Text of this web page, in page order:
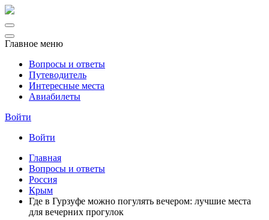
Главное меню
Вопросы и ответы
Путеводитель
Интересные места
Авиабилеты
Войти
Войти
Главная
Вопросы и ответы
Россия
Крым
Где в Гурзуфе можно погулять вечером: лучшие места
для вечерних прогулок